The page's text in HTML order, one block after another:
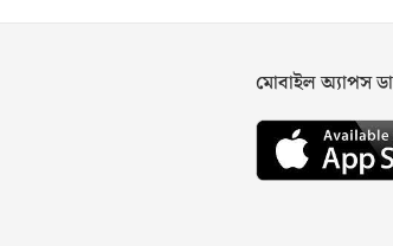
মোবাইল অ্যাপস